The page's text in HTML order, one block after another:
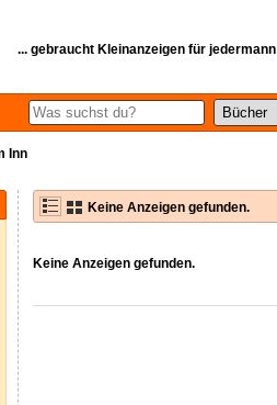
... gebraucht Kleinanzeigen für jedermann
Inn
Keine Anzeigen gefunden.
Keine Anzeigen gefunden.